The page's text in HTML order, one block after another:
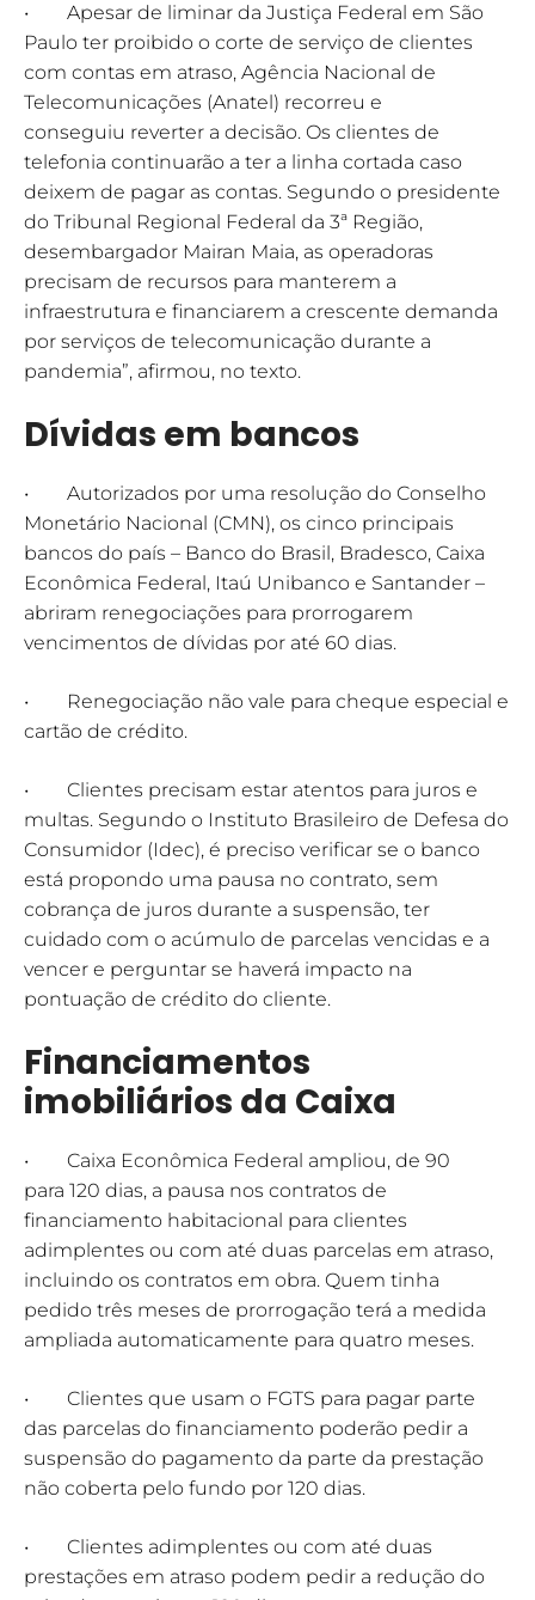
• Apesar de liminar da Justiça Federal em São
Paulo ter proibido o corte de serviço de clientes
com contas em atraso, Agência Nacional de
Telecomunicações (Anatel) recorreu e
conseguiu reverter a decisão. Os clientes de
telefonia continuarão a ter a linha cortada caso
deixem de pagar as contas. Segundo o presidente
do Tribunal Regional Federal da 3ª Região,
desembargador Mairan Maia, as operadoras
precisam de recursos para manterem a
infraestrutura e financiarem a crescente demanda
por serviços de telecomunicação durante a
pandemia”, afirmou, no texto.
Dívidas em bancos
• Autorizados por uma resolução do Conselho
Monetário Nacional (CMN), os cinco principais
bancos do país – Banco do Brasil, Bradesco, Caixa
Econômica Federal, Itaú Unibanco e Santander –
abriram renegociações para prorrogarem
vencimentos de dívidas por até 60 dias.
• Renegociação não vale para cheque especial e
cartão de crédito.
• Clientes precisam estar atentos para juros e
multas. Segundo o Instituto Brasileiro de Defesa do
Consumidor (Idec), é preciso verificar se o banco
está propondo uma pausa no contrato, sem
cobrança de juros durante a suspensão, ter
cuidado com o acúmulo de parcelas vencidas e a
vencer e perguntar se haverá impacto na
pontuação de crédito do cliente.
Financiamentos
imobiliários da Caixa
• Caixa Econômica Federal ampliou, de 90
para 120 dias, a pausa nos contratos de
financiamento habitacional para clientes
adimplentes ou com até duas parcelas em atraso,
incluindo os contratos em obra. Quem tinha
pedido três meses de prorrogação terá a medida
ampliada automaticamente para quatro meses.
• Clientes que usam o FGTS para pagar parte
das parcelas do financiamento poderão pedir a
suspensão do pagamento da parte da prestação
não coberta pelo fundo por 120 dias.
• Clientes adimplentes ou com até duas
prestações em atraso podem pedir a redução do